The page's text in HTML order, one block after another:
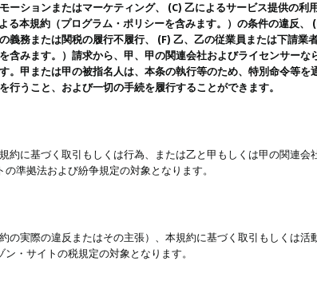
ーションまたはマーケティング、 (C) 乙によるサービス提供の
る本規約（プログラム・ポリシーを含みます。）の条件の違反
義務または関税の履行不履行、 (F) 乙、乙の従業員または下請
含みます。）請求から、甲、甲の関連会社およびライセンサー
。甲または甲の被指名人は、本条の執行等のため、特別命令等
うこと、および一切の手続を履行することができます。
約に基づく取引もしくは行為、または乙と甲もしくは甲の関連
準拠法および紛争規定の対象となります。
の実際の違反またはその主張）、本規約に基づく取引もしくは
・サイトの税規定の対象となります。